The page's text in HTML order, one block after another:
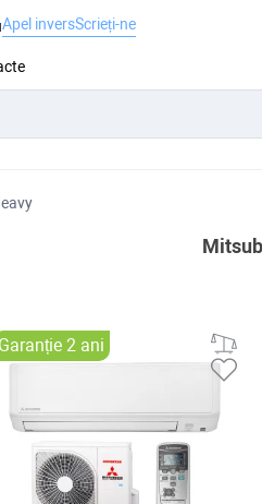
Apel inversScrieți-ne
Garanție 2 ani